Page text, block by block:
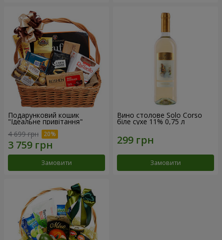
Подарунковий кошик
"Ідеальне привітання"
4 699 грн
Замовити
Вино столове Solo Corso
біле сухе 11% 0,75 л
Замовити